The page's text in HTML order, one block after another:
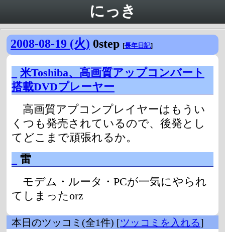
にっき
2008-08-19 (火) 0step [長年日記]
米Toshiba、高画質アップコンバート
搭載DVDプレーヤー
高画質アプコンプレイヤーはもうい
くつも発売されているので、後発とし
てどこまで頑張れるか。
雷
モデム・ルータ・PCが一気にやられ
てしまったorz
本日のツッコミ(全1件) [ツッコミを入れる]